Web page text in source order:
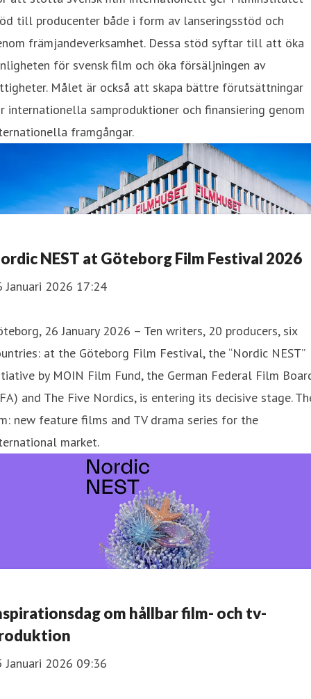
till producenter både i form av lanseringsstöd och
främjandeverksamhet. Dessa stöd syftar till att öka
för svensk film och öka försäljningen av
Målet är också att skapa bättre förutsättningar
internationella samproduktioner och finansiering genom
framgångar.
NEST at Göteborg Film Festival 2026
Januari 2026 17:24
26 January 2026 – Ten writers, 20 producers, six
at the Göteborg Film Festival, the “Nordic NEST”
by MOIN Film Fund, the German Federal Film
and The Five Nordics, is entering its decisive stage.
new feature films and TV drama series for the
market.
om hållbar film- och tv-
Januari 2026 09:36